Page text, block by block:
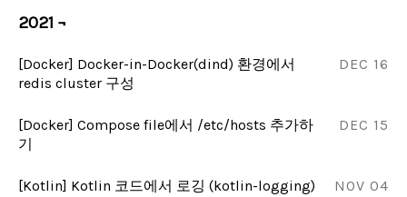
2021 ¬
DEC 16
[Docker] Docker-in-Docker(dind) 환경에서
redis cluster 구성
DEC 15
[Docker] Compose file에서 /etc/hosts 추가하
기
NOV 04
[Kotlin] Kotlin 코드에서 로깅 (kotlin-logging)